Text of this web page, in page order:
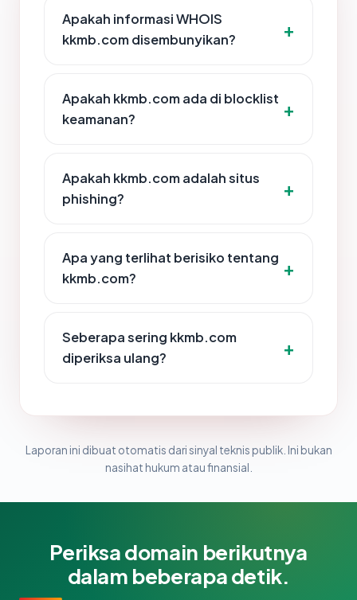
Apakah informasi WHOIS
kkmb.com disembunyikan?
Apakah kkmb.com ada di blocklist
keamanan?
Apakah kkmb.com adalah situs
phishing?
Apa yang terlihat berisiko tentang
kkmb.com?
Seberapa sering kkmb.com
diperiksa ulang?
Laporan ini dibuat otomatis dari sinyal teknis publik. Ini bukan
nasihat hukum atau finansial.
Periksa domain berikutnya
dalam beberapa detik.